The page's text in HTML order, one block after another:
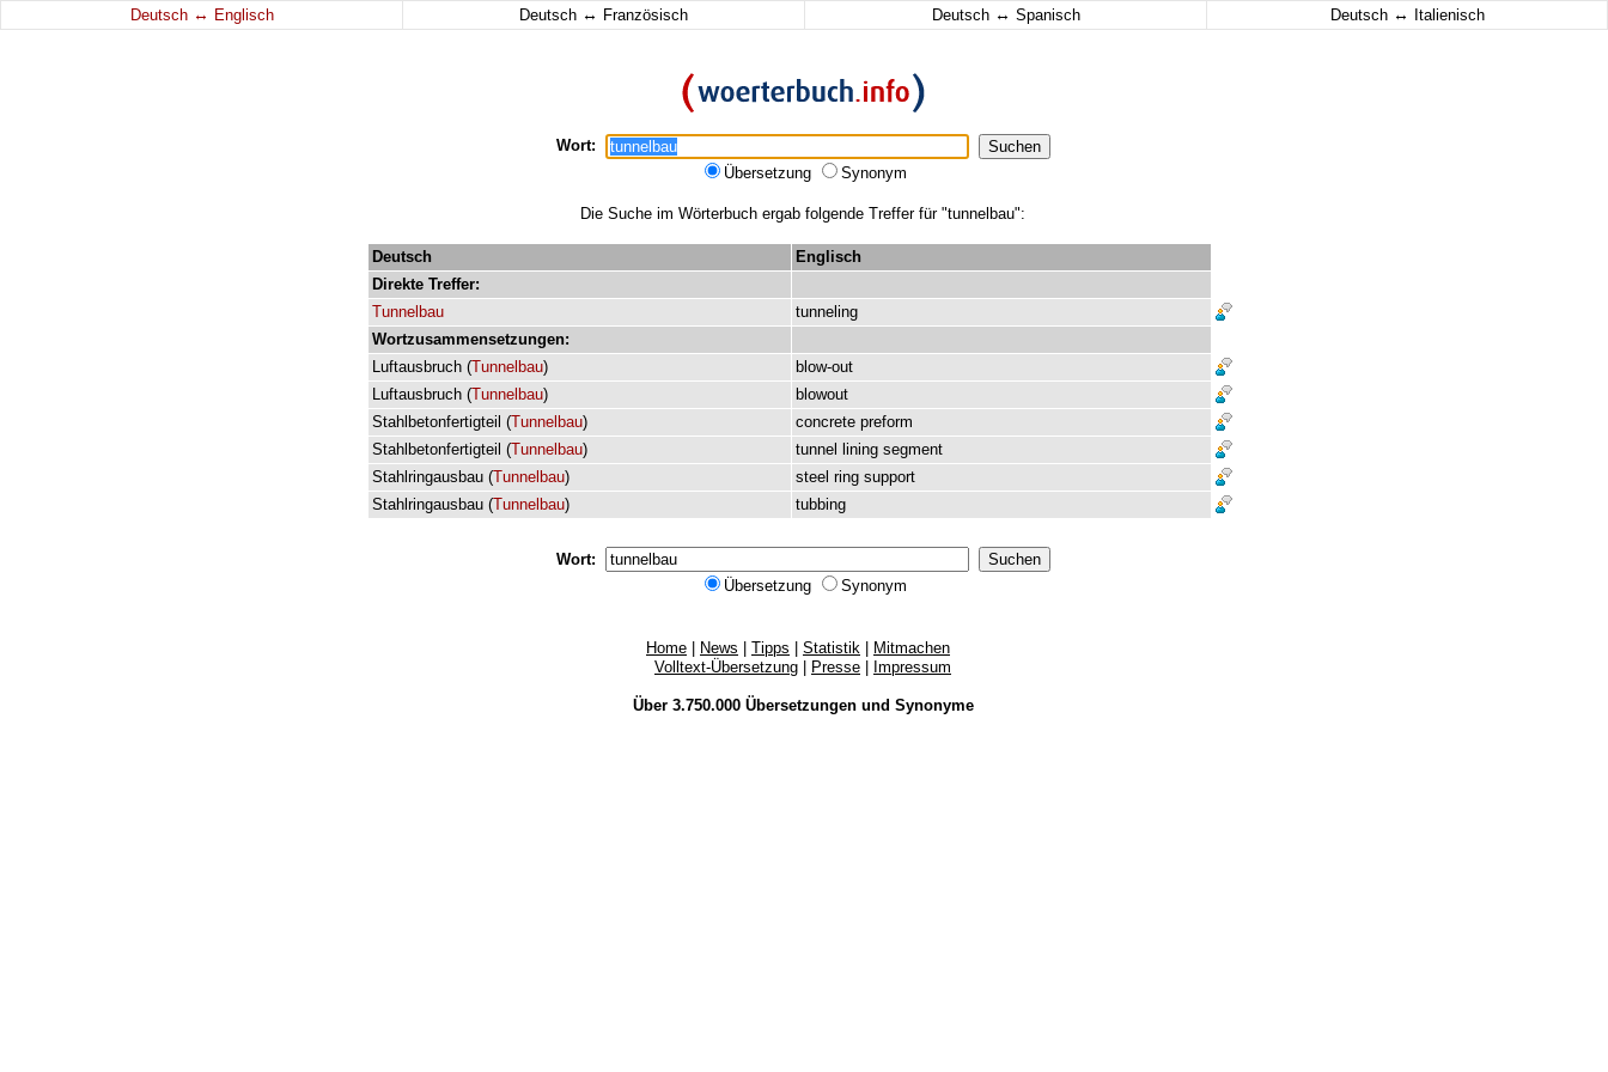
Deutsch ↔ Englisch Deutsch ↔ Französisch Deutsch ↔ Spanisch Deutsch ↔ Italienisch
Wort:
Übersetzung
Synonym
Die Suche im Wörterbuch ergab folgende Treffer für "tunnelbau":
Deutsch
Englisch
Direkte Treffer:
Tunnelbau
tunneling
Wortzusammensetzungen:
Luftausbruch (Tunnelbau)
blow-out
Luftausbruch (Tunnelbau)
blowout
Stahlbetonfertigteil (Tunnelbau) concrete preform
Stahlbetonfertigteil (Tunnelbau) tunnel lining segment
Stahlringausbau (Tunnelbau) steel ring support
Stahlringausbau (Tunnelbau) tubbing
Wort:
Übersetzung
Synonym
Home News Tipps Statistik
Mitmachen
Volltext-Übersetzung
Presse Impressum
Über 3.750.000 Übersetzungenund Synonyme